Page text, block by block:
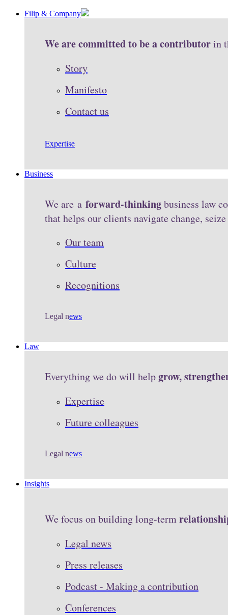
Filip & Company
We are committed to be a contributorin
Story
Manifesto
Contact us
Expertise
Business
We are a forward-thinkingbusiness law
that helps our clients navigate change,
Our team
Culture
Recognitions
Legal news
Law
Everything we do will helpgrow,
Expertise
Future colleagues
Legal news
Insights
We focus on building long-term
Legal news
Press releases
Podcast - Making a contribution
Conferences